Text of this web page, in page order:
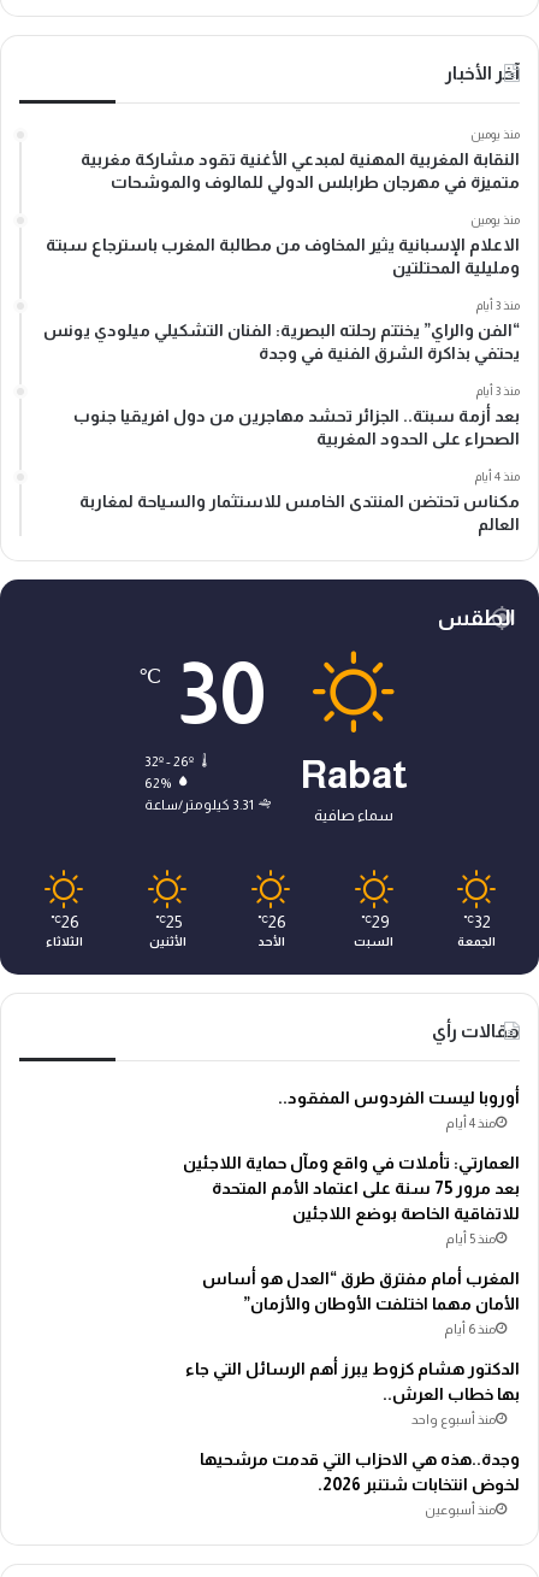
آخر الأخبار
منذ يومين
النقابة المغربية المهنية لمبدعي الأغنية تقود مشاركة مغربية
متميزة في مهرجان طرابلس الدولي للمالوف والموشحات
منذ يومين
الاعلام الإسبانية يثير المخاوف من مطالبة المغرب باسترجاع سبتة
ومليلية المحتلتين
منذ 3 أيام
“الفن والراي” يختتم رحلته البصرية: الفنان التشكيلي ميلودي يونس
يحتفي بذاكرة الشرق الفنية في وجدة
منذ 3 أيام
بعد أزمة سبتة.. الجزائر تحشد مهاجرين من دول افريقيا جنوب
الصحراء على الحدود المغربية
منذ 4 أيام
مكناس تحتضن المنتدى الخامس للاستثمار والسياحة لمغاربة
العالم
الطقس
Rabat
سماء صافية
30
℃
32º - 26º
62%
3.31 كيلومتر/ساعة
32
℃
الجمعة
29
℃
السبت
26
℃
الأحد
25
℃
الأثنين
26
℃
الثلاثاء
مقالات رأي
أوروبا ليست الفردوس المفقود..
منذ 4 أيام
العمارتي: تأملات في واقع ومآل حماية اللاجئين
بعد مرور 75 سنة على اعتماد الأمم المتحدة
للاتفاقية الخاصة بوضع اللاجئين
منذ 5 أيام
المغرب أمام مفترق طرق “العدل هو أساس
الأمان مهما اختلفت الأوطان والأزمان”
منذ 6 أيام
الدكتور هشام كزوط يبرز أهم الرسائل التي جاء
بها خطاب العرش..
منذ أسبوع واحد
وجدة..هذه هي الاحزاب التي قدمت مرشحيها
لخوض انتخابات شتنبر 2026.
منذ أسبوعين